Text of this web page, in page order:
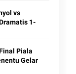
vs
1-
Piala
Gelar